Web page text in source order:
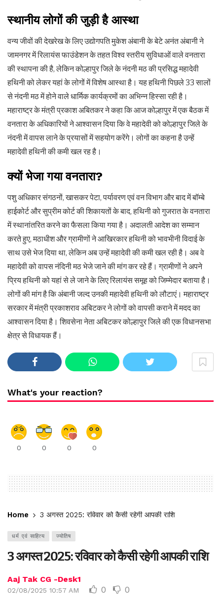
स्थानीय लोगों की जुड़ी है आस्था
वन्य जीवों की देखरेख के लिए उद्योगपति मुकेश अंबानी के बेटे अनंत अंबानी ने
जामनगर में रिलायंस फाउंडेशन के तहत विश्व स्तरीय सुविधाओं वाले वनतारा
की स्थापना की है, लेकिन कोल्हापुर जिले के नंदनी मठ की प्रसिद्ध महादेवी
हथिनी को लेकर यहां के लोगों में विशेष आस्था है। यह हथिनी पिछले 33 सालों
से नंदनी मठ में होने वाले धार्मिक कार्यक्रमों का अभिन्न हिस्सा रही है।
महाराष्ट्र के मंत्री प्रकाश अबितकर ने कहा कि आज कोल्हापुर में एक बैठक में
वनतारा के अधिकारियों ने आश्वासन दिया कि वे महादेवी को कोल्हापुर जिले के
नंदनी में वापस लाने के प्रयासों में सहयोग करेंगे। लोगों का कहना है उन्हें
महादेवी हथिनी की कमी खल रह है।
क्यों भेजा गया वनतारा?
पशु अधिकार संगठनों, खासकर पेटा, पर्यावरण एवं वन विभाग और बाद में बॉम्बे
हाईकोर्ट और सुप्रीम कोर्ट की शिकायतों के बाद, हथिनी को गुजरात के वनतारा
में स्थानांतरित करने का फैसला किया गया है। अदालती आदेश का सम्मान
करते हुए, मठाधीश और ग्रामीणों ने आखिरकार हथिनी को भावभीनी विदाई के
साथ उसे भेज दिया था, लेकिन अब उन्हें महादेवी की कमी खल रही है। अब वे
महादेवी को वापस नंदिनी मठ भेजे जाने की मांग कर रहे हैं। ग्रामीणों ने अपने
प्रिय हथिनी को यहां से ले जाने के लिए रिलायंस समूह को जिम्मेदार बताया है।
लोगों की मांग है कि अंबानी जल्द उनकी महादेवी हथिनी को लौटाएं। महाराष्ट्र
सरकार में मंत्री प्रकाशराव अबिटकर ने लोगों को वापसी कराने में मदद का
आश्वासन दिया है। शिवसेना नेता अबिटकर कोल्हापुर जिले की एक विधानसभा
क्षेत्र से विधायक हैं।
What's your reaction?
0 0 0 0
Home 3 अगस्त 2025: रविवार को कैसी रहेगी आपकी राशि
धर्म एवं साहित्य ज्योतिष
3 अगस्त 2025: रविवार को कैसी रहेगी आपकी राशि
Aaj Tak CG -Desk1
02/08/2025 10:57 AM 0 0